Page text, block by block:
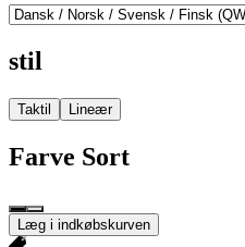
stil
Taktil Lineær
Farve Sort
Læg i indkøbskurven